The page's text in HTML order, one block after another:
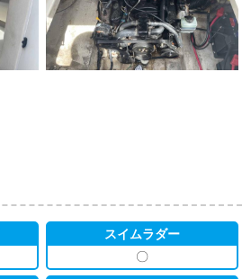
スイムラダー
〇